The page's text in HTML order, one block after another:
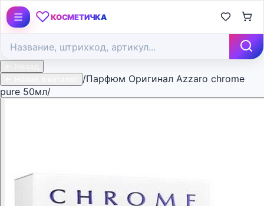
♡КОСМЕТИЧКА
/Парфюм Оригинал Azzaro chrome
pure 50мл/